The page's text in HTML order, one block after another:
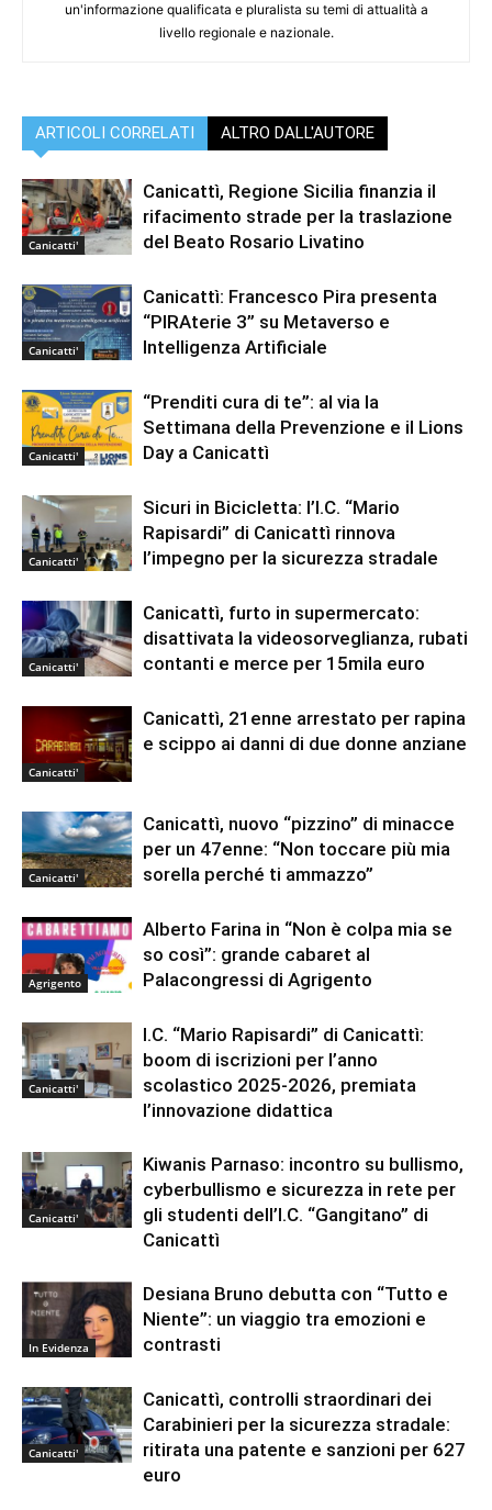
un'informazione qualificata e pluralista su temi di attualità a
livello regionale e nazionale.
ARTICOLI CORRELATI ALTRO DALL'AUTORE
Canicatti'
Canicattì, Regione Sicilia finanzia il
rifacimento strade per la traslazione
del Beato Rosario Livatino
Canicatti'
Canicattì: Francesco Pira presenta
“PIRAterie 3” su Metaverso e
Intelligenza Artificiale
Canicatti'
“Prenditi cura di te”: al via la
Settimana della Prevenzione e il Lions
Day a Canicattì
Canicatti'
Sicuri in Bicicletta: l’I.C. “Mario
Rapisardi” di Canicattì rinnova
l’impegno per la sicurezza stradale
Canicatti'
Canicattì, furto in supermercato:
disattivata la videosorveglianza, rubati
contanti e merce per 15mila euro
Canicatti'
Canicattì, 21enne arrestato per rapina
e scippo ai danni di due donne anziane
Canicatti'
Canicattì, nuovo “pizzino” di minacce
per un 47enne: “Non toccare più mia
sorella perché ti ammazzo”
Agrigento
Alberto Farina in “Non è colpa mia se
so così”: grande cabaret al
Palacongressi di Agrigento
Canicatti'
I.C. “Mario Rapisardi” di Canicattì:
boom di iscrizioni per l’anno
scolastico 2025-2026, premiata
l’innovazione didattica
Canicatti'
Kiwanis Parnaso: incontro su bullismo,
cyberbullismo e sicurezza in rete per
gli studenti dell’I.C. “Gangitano” di
Canicattì
In Evidenza
Desiana Bruno debutta con “Tutto e
Niente”: un viaggio tra emozioni e
contrasti
Canicatti'
Canicattì, controlli straordinari dei
Carabinieri per la sicurezza stradale:
ritirata una patente e sanzioni per 627
euro